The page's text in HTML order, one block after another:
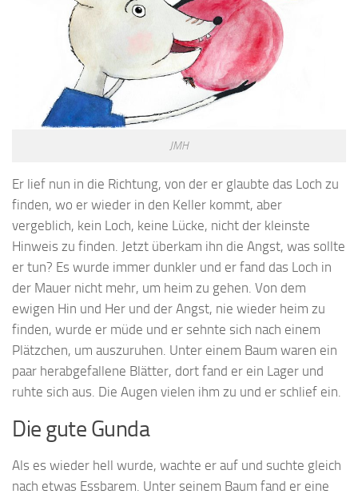
JMH
Er lief nun in die Richtung, von der er glaubte das Loch zu
finden, wo er wieder in den Keller kommt, aber
vergeblich, kein Loch, keine Lücke, nicht der kleinste
Hinweis zu finden. Jetzt überkam ihn die Angst, was sollte
er tun? Es wurde immer dunkler und er fand das Loch in
der Mauer nicht mehr, um heim zu gehen. Von dem
ewigen Hin und Her und der Angst, nie wieder heim zu
finden, wurde er müde und er sehnte sich nach einem
Plätzchen, um auszuruhen. Unter einem Baum waren ein
paar herabgefallene Blätter, dort fand er ein Lager und
ruhte sich aus. Die Augen vielen ihm zu und er schlief ein.
Die gute Gunda
Als es wieder hell wurde, wachte er auf und suchte gleich
nach etwas Essbarem. Unter seinem Baum fand er eine